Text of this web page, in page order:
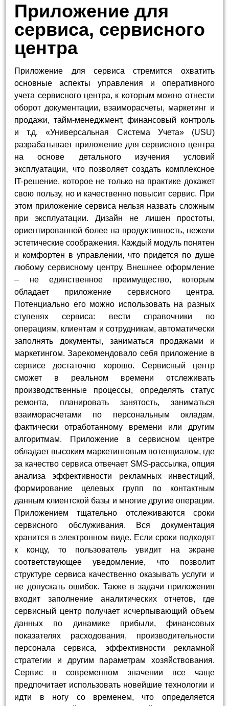
Приложение для
сервиса, сервисного
центра
Приложение для сервиса стремится охватить
основные аспекты управления и оперативного
учета сервисного центра, к которым можно отнести
оборот документации, взаиморасчеты, маркетинг и
продажи, тайм-менеджмент, финансовый контроль
и т.д. «Универсальная Система Учета» (USU)
разрабатывает приложение для сервисного центра
на основе детального изучения условий
эксплуатации, что позволяет создать комплексное
IT-решение, которое не только на практике докажет
свою пользу, но и качественно повысит сервис. При
этом приложение сервиса нельзя назвать сложным
при эксплуатации. Дизайн не лишен простоты,
ориентированной более на продуктивность, нежели
эстетические соображения. Каждый модуль понятен
и комфортен в управлении, что придется по душе
любому сервисному центру. Внешнее оформление
– не единственное преимущество, которым
обладает приложение сервисного центра.
Потенциально его можно использовать на разных
ступенях сервиса: вести справочники по
операциям, клиентам и сотрудникам, автоматически
заполнять документы, заниматься продажами и
маркетингом. Зарекомендовало себя приложение в
сервисе достаточно хорошо. Сервисный центр
сможет в реальном времени отслеживать
производственные процессы, определять статус
ремонта, планировать занятость, заниматься
взаиморасчетами по персональным окладам,
фактически отработанному времени или другим
алгоритмам. Приложение в сервисном центре
обладает высоким маркетинговым потенциалом, где
за качество сервиса отвечает SMS-рассылка, опция
анализа эффективности рекламных инвестиций,
формирование целевых групп по контактным
данным клиентской базы и многие другие операции.
Приложением тщательно отслеживаются сроки
сервисного обслуживания. Вся документация
хранится в электронном виде. Если сроки подходят
к концу, то пользователь увидит на экране
соответствующее уведомление, что позволит
структуре сервиса качественно оказывать услуги и
не допускать ошибок. Также в задачи приложения
входит заполнение аналитических отчетов, где
сервисный центр получает исчерпывающий объем
данных по динамике прибыли, финансовых
показателях расходования, производительности
персонала сервиса, эффективности рекламной
стратегии и другим параметрам хозяйствования.
Сервис в современном значении все чаще
предпочитает использовать новейшие технологии и
идти в ногу со временем, что определяется